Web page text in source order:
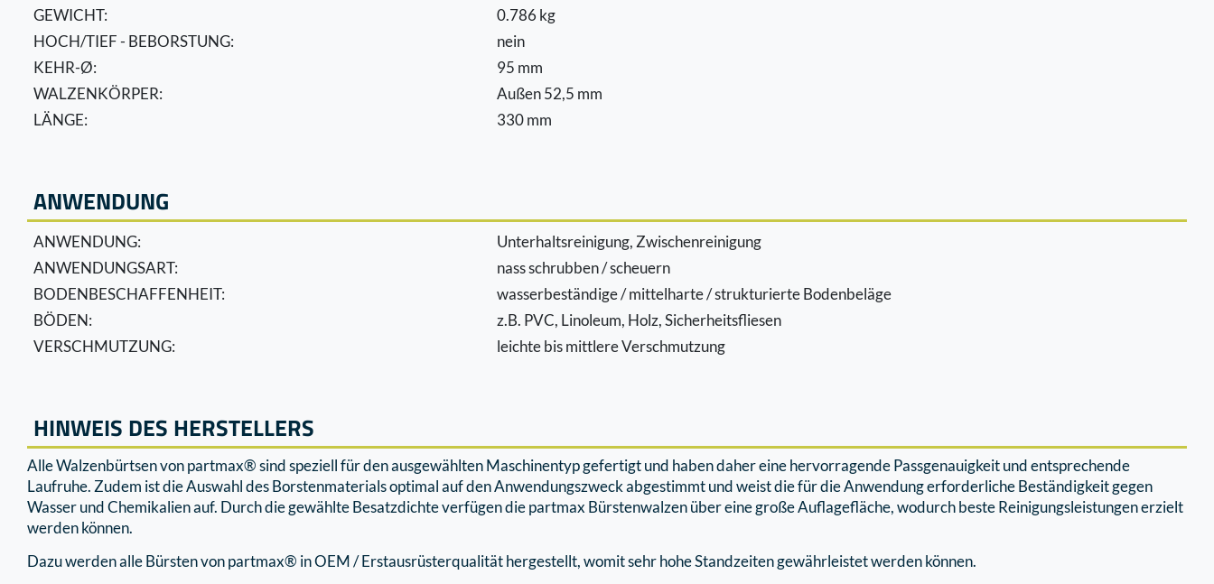
GEWICHT:
0.786 kg
HOCH/TIEF - BEBORSTUNG:
nein
KEHR-Ø:
95 mm
WALZENKÖRPER:
Außen 52,5 mm
LÄNGE:
330 mm
ANWENDUNG
ANWENDUNG:
Unterhaltsreinigung, Zwischenreinigung
ANWENDUNGSART:
nass schrubben / scheuern
BODENBESCHAFFENHEIT:
wasserbeständige / mittelharte / strukturierte Bodenbeläge
BÖDEN:
z.B. PVC, Linoleum, Holz, Sicherheitsﬂiesen
VERSCHMUTZUNG:
leichte bis mittlere Verschmutzung
HINWEIS DES HERSTELLERS
Alle Walzenbürtsen von partmax® sind speziell für den ausgewählten Maschinentyp gefertigt und haben daher eine hervorragende Passgenauigkeit und entsprechende
Laufruhe. Zudem ist die Auswahl des Borstenmaterials optimal auf den Anwendungszweck abgestimmt und weist die für die Anwendung erforderliche Beständigkeit gegen
Wasser und Chemikalien auf. Durch die gewählte Besatzdichte verfügen die partmax Bürstenwalzen über eine große Auflagefläche, wodurch beste Reinigungsleistungen erzielt
werden können.
Dazu werden alle Bürsten von partmax® in OEM / Erstausrüsterqualität hergestellt, womit sehr hohe Standzeiten gewährleistet werden können.